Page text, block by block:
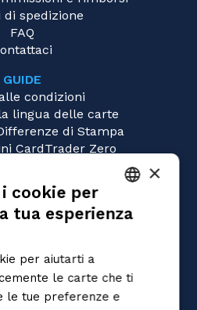
di spedizione
FAQ
GUIDE
condizioni
lingua delle carte
di Stampa
CardTrader Zero
GIOCHI
Pokémon
and Blood
Piece
ITALIAN
×
cookie per
tua esperienza
per aiutarti a
le carte che ti
le tue preferenze e